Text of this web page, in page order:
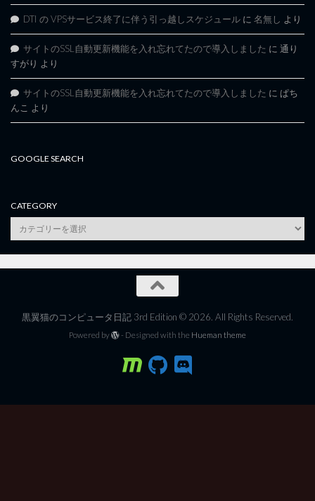
DTI の VPSサービス終了に伴う引っ越しスケジュール に 名無し より
サイトのSSL自動更新機能を入れ忘れてたので導入しました に 通り
すがり より
サイトのSSL自動更新機能を入れ忘れてたので導入しました に ぱち
んこ より
GOOGLE SEARCH
CATEGORY
category
黒翼猫のコンピュータ日記 3rd Edition © 2026. All Rights Reserved.
Powered by - Designed with the Hueman theme